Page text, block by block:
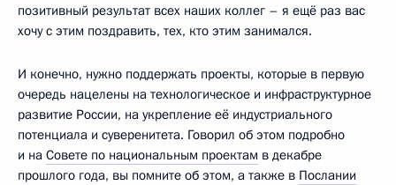
позитивный результат всех наших коллег – я ещё раз вас
хочу с этим поздравить, тех, кто этим занимался.
И конечно, нужно поддержать проекты, которые в первую
очередь нацелены на технологическое и инфраструктурное
развитие России, на укрепление её индустриального
потенциала и суверенитета. Говорил об этом подробно
и на Совете по национальным проектам в декабре
прошлого года, вы помните об этом, а также в Послании